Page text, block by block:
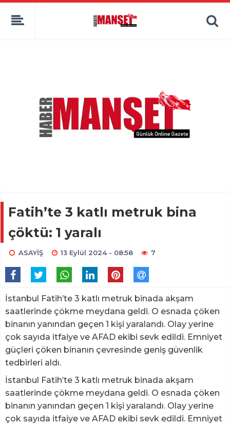
Fatih’te 3 katlı metruk bina
çöktü: 1 yaralı
ASAYİŞ 13 Eylül 2024 - 08:58 7
İstanbul Fatih’te 3 katlı metruk binada akşam
saatlerinde çökme meydana geldi. O esnada çöken
binanın yanından geçen 1 kişi yaralandı. Olay yerine
çok sayıda itfaiye ve AFAD ekibi sevk edildi. Emniyet
güçleri çöken binanın çevresinde geniş güvenlik
tedbirleri aldı.
İstanbul Fatih’te 3 katlı metruk binada akşam
saatlerinde çökme meydana geldi. O esnada çöken
binanın yanından geçen 1 kişi yaralandı. Olay yerine
çok sayıda itfaiye ve AFAD ekibi sevk edildi. Emniyet